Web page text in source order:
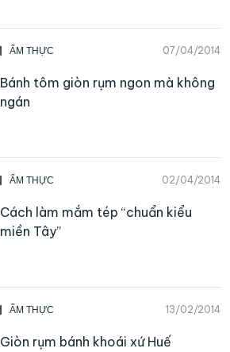
ẨM THỰC 07/04/2014
Bánh tôm giòn rụm ngon mà không
ngán
ẨM THỰC 02/04/2014
Cách làm mắm tép “chuẩn kiểu
miền Tây”
ẨM THỰC 13/02/2014
Giòn rụm bánh khoái xứ Huế